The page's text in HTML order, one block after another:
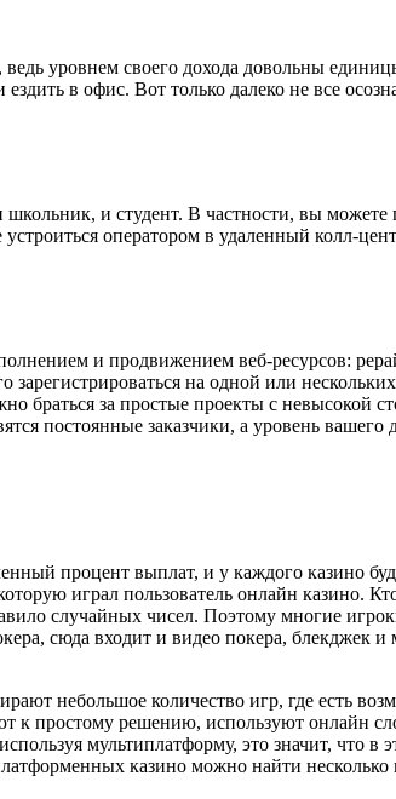
уровнем своего дохода довольны
в офис. Вот только далеко не все
и студент. В частности, вы
оператором в удаленный колл-
и продвижением веб-ресурсов:
на одной или
браться за простые проекты с невысокой
постоянные заказчики, а уровень вашего
процент выплат, и у каждого казино
играл пользователь онлайн казино.
случайных чисел. Поэтому многие
сюда входит и видео покера, блекджек и
небольшое количество игр, где есть
к простому решению, используют онлайн
мультиплатформу, это значит, что в
казино можно найти несколько